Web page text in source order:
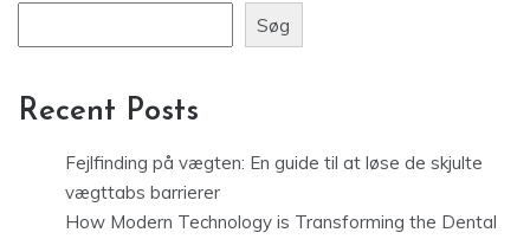
Søg
Recent Posts
Fejlfinding på vægten: En guide til at løse de skjulte
vægttabs barrierer
How Modern Technology is Transforming the Dental